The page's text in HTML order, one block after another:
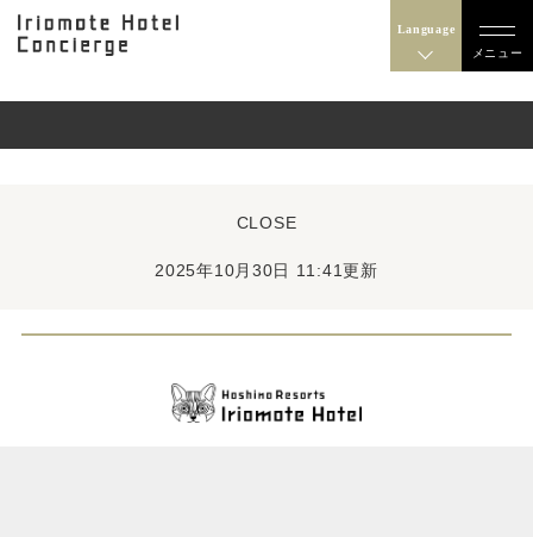
Language
メニュー
CLOSE
2025年10月30日 11:41更新